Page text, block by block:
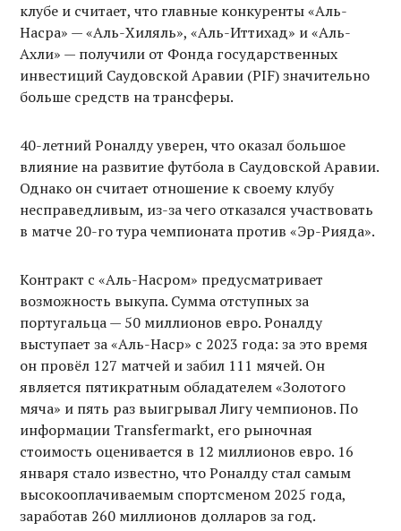
клубе и считает, что главные конкуренты «Аль-
Насра» — «Аль-Хиляль», «Аль-Иттихад» и «Аль-
Ахли» — получили от Фонда государственных
инвестиций Саудовской Аравии (PIF) значительно
больше средств на трансферы.
40-летний Роналду уверен, что оказал большое
влияние на развитие футбола в Саудовской Аравии.
Однако он считает отношение к своему клубу
несправедливым, из-за чего отказался участвовать
в матче 20-го тура чемпионата против «Эр-Рияда».
Контракт с «Аль-Насром» предусматривает
возможность выкупа. Сумма отступных за
португальца — 50 миллионов евро. Роналду
выступает за «Аль-Наср» с 2023 года: за это время
он провёл 127 матчей и забил 111 мячей. Он
является пятикратным обладателем «Золотого
мяча» и пять раз выигрывал Лигу чемпионов. По
информации Transfermarkt, его рыночная
стоимость оценивается в 12 миллионов евро. 16
января стало известно, что Роналду стал самым
высокооплачиваемым спортсменом 2025 года,
заработав 260 миллионов долларов за год.